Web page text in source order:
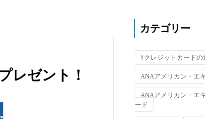
レゼント！
カテゴリー
#クレジットカードの
ANAアメリカン・エ
ANAアメリカン・エ
ード